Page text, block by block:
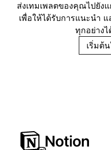
ส่งเทมเพลตของคุณไปยัง
เพื่อให้ได้รับการแนะนำ
ทุกอย่าง
เริ่มต้